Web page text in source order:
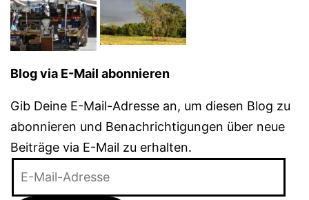
Blog via E-Mail abonnieren
Gib Deine E-Mail-Adresse an, um diesen Blog zu
abonnieren und Benachrichtigungen über neue
Beiträge via E-Mail zu erhalten.